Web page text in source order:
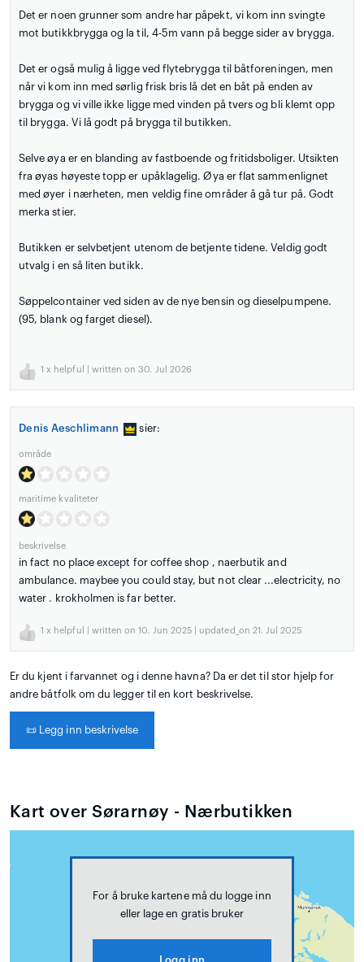
Det er noen grunner som andre har påpekt, vi kom inn svingte
mot butikkbrygga og la til, 4-5m vann på begge sider av brygga.
Det er også mulig å ligge ved flytebrygga til båtforeningen, men
når vi kom inn med sørlig frisk bris lå det en båt på enden av
brygga og vi ville ikke ligge med vinden på tvers og bli klemt opp
til brygga. Vi lå godt på brygga til butikken.
Selve øya er en blanding av fastboende og fritidsboliger. Utsikten
fra øyas høyeste topp er upåklagelig. Øya er flat sammenlignet
med øyer i nærheten, men veldig fine områder å gå tur på. Godt
merka stier.
Butikken er selvbetjent utenom de betjente tidene. Veldig godt
utvalg i en så liten butikk.
Søppelcontainer ved siden av de nye bensin og dieselpumpene.
(95, blank og farget diesel).
1 x helpful | written on 30. Jul 2026
Denis Aeschlimann sier:
område
maritime kvaliteter
beskrivelse
in fact no place except for coffee shop , naerbutik and
ambulance. maybee you could stay, but not clear ...electricity, no
water . krokholmen is far better.
1 x helpful | written on 10. Jun 2025 | updated_on 21. Jul 2025
Er du kjent i farvannet og i denne havna? Da er det til stor hjelp for
andre båtfolk om du legger til en kort beskrivelse.
📜 Legg inn beskrivelse
Kart over Sørarnøy - Nærbutikken
For å bruke kartene må du logge inn
eller lage en gratis bruker